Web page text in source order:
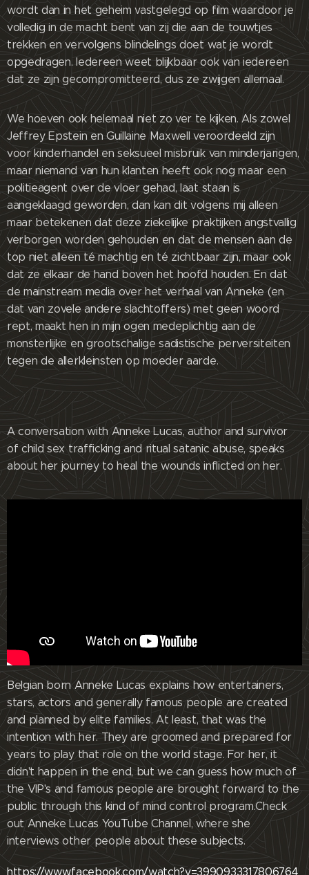
wordt dan in het geheim vastgelegd op film waardoor je
volledig in de macht bent van zij die aan de touwtjes
trekken en vervolgens blindelings doet wat je wordt
opgedragen. Iedereen weet blijkbaar ook van iedereen
dat ze zijn gecompromitteerd, dus ze zwijgen allemaal.
We hoeven ook helemaal niet zo ver te kijken. Als zowel
Jeffrey Epstein en Guillaine Maxwell veroordeeld zijn
voor kinderhandel en seksueel misbruik van minderjarigen,
maar niemand van hun klanten heeft ook nog maar een
politieagent over de vloer gehad, laat staan is
aangeklaagd geworden, dan kan dit volgens mij alleen
maar betekenen dat deze ziekelijke praktijken angstvallig
verborgen worden gehouden en dat de mensen aan de
top niet alleen té machtig en té zichtbaar zijn, maar ook
dat ze elkaar de hand boven het hoofd houden. En dat
de mainstream media over het verhaal van Anneke (en
dat van zovele andere slachtoffers) met geen woord
rept, maakt hen in mijn ogen medeplichtig aan de
monsterlijke en grootschalige sadistische perversiteiten
tegen de allerkleinsten op moeder aarde.
A conversation with Anneke Lucas, author and survivor
of child sex trafficking and ritual satanic abuse, speaks
about her journey to heal the wounds inflicted on her.
Belgian born Anneke Lucas explains how entertainers,
stars, actors and generally famous people are created
and planned by elite families. At least, that was the
intention with her. They are groomed and prepared for
years to play that role on the world stage. For her, it
didn't happen in the end, but we can guess how much of
the VIP's and famous people are brought forward to the
public through this kind of mind control program.Check
out Anneke Lucas YouTube Channel, where she
interviews other people about these subjects.
https://www.facebook.com/watch?v=3990933317806764